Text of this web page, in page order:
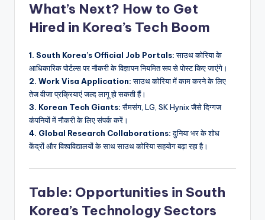
What’s Next? How to Get
Hired in Korea’s Tech Boom
1. South Korea’s Official Job Portals:साउथ कोरिया के
आधिकारिक पोर्टल्स पर नौकरी के विज्ञापन नियमित रूप से पोस्ट किए जाएंगे।
2. Work Visa Application:साउथ कोरिया में काम करने के लिए
तेज वीजा प्रक्रियाएं जल्द लागू हो सकती हैं।
3. Korean Tech Giants:सैमसंग, LG, SK Hynix जैसे दिग्गज
कंपनियों में नौकरी के लिए संपर्क करें।
4. Global Research Collaborations:दुनिया भर के शोध
केंद्रों और विश्वविद्यालयों के साथ साउथ कोरिया सहयोग बढ़ा रहा है।
Table: Opportunities in South
Korea’s Technology Sectors